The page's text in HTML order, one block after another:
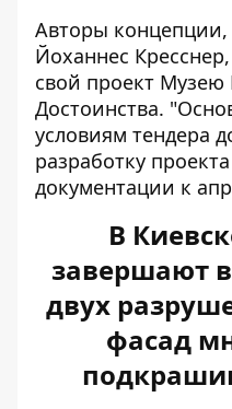
Авторы концепции,
Йоханнес
свой проект
Достоинства.
условиям тендера
разработку
документации к
В
завершают
двух
фасад